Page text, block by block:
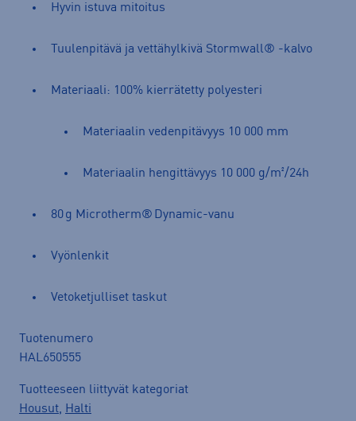
Hyvin istuva mitoitus
Tuulenpitävä ja vettähylkivä Stormwall® -kalvo
Materiaali: 100% kierrätetty polyesteri
Materiaalin vedenpitävyys 10 000 mm
Materiaalin hengittävyys 10 000 g/m²/24h
80 g Microtherm® Dynamic-vanu
Vyönlenkit
Vetoketjulliset taskut
Tuotenumero
HAL650555
Tuotteeseen liittyvät kategoriat
Housut, Halti